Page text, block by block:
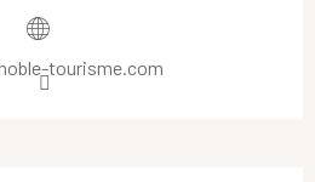
tourisme.com